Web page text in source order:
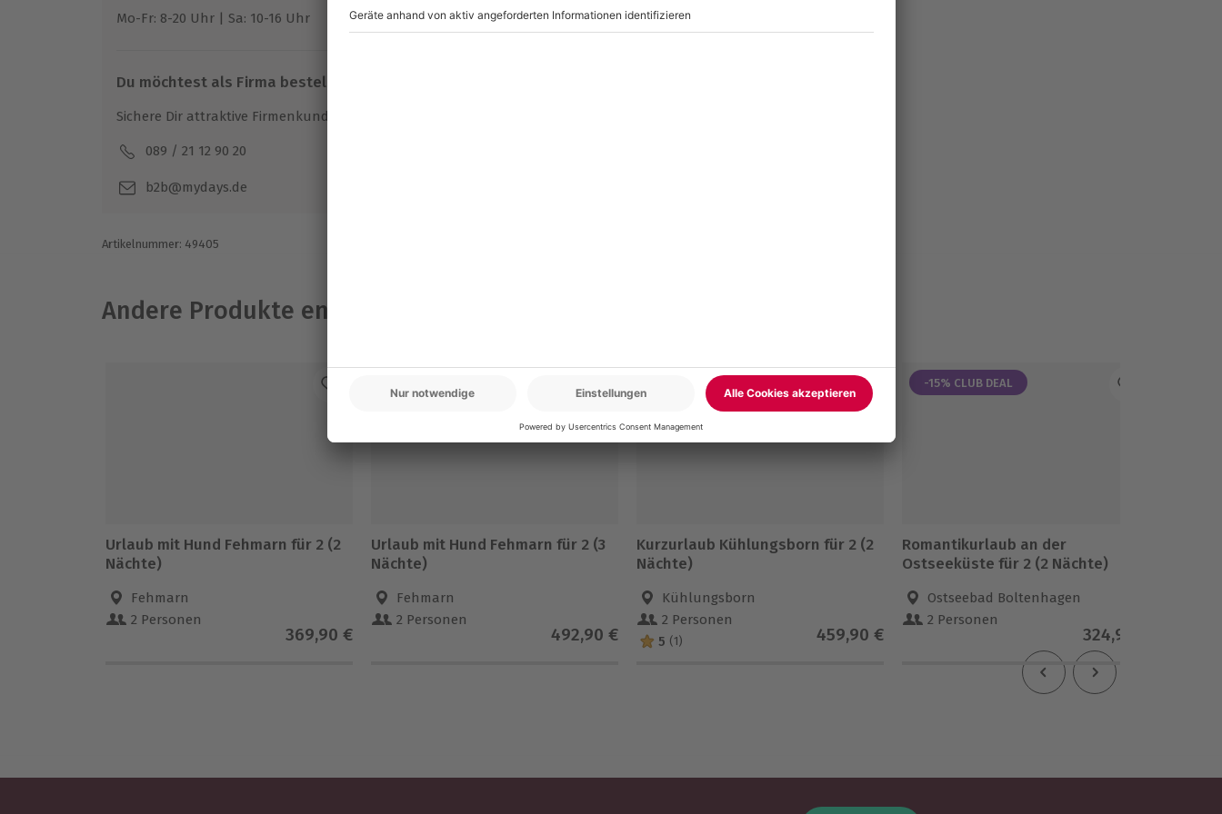
Für die lokale Steuer fallen Zusatzkosten ab 1,50 € pro Person/Nacht
an (die Kosten sind vor Ort zu begleichen)
Mo-Fr: 8-20 Uhr | Sa: 10-16 Uhr
Du möchtest als Firma bestellen?
Sichere Dir attraktive Firmenkunden Vorteile.
089 / 21 12 90 20
b2b@mydays.de
Artikelnummer: 49405
Andere Produkte entdecken
Urlaub mit Hund Fehmarn für 2 (2
Nächte)
Fehmarn
2 Personen
369,90 €
Urlaub mit Hund Fehmarn für 2 (3
Nächte)
Fehmarn
2 Personen
492,90 €
Kurzurlaub Kühlungsborn für 2 (2
Nächte)
Kühlungsborn
2 Personen
5 (1) 459,90 €
-15% CLUB DEAL
Romantikurlaub an der
Ostseeküste für 2 (2 Nächte)
Ostseebad Boltenhagen
2 Personen
324,90 €